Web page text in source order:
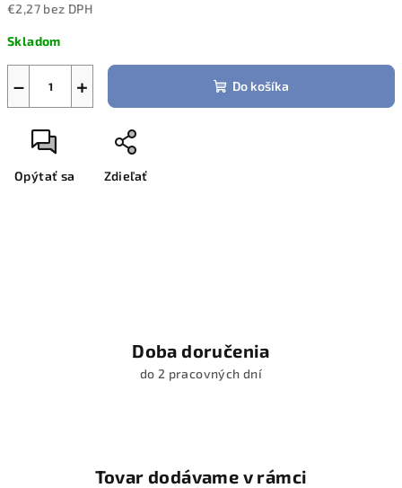
€2,27 bez DPH
cena:
Skladom
+
− Do košíka
Opýtať sa Zdieľať
Doba doručenia
do 2 pracovných dní
Tovar dodávame v rámci